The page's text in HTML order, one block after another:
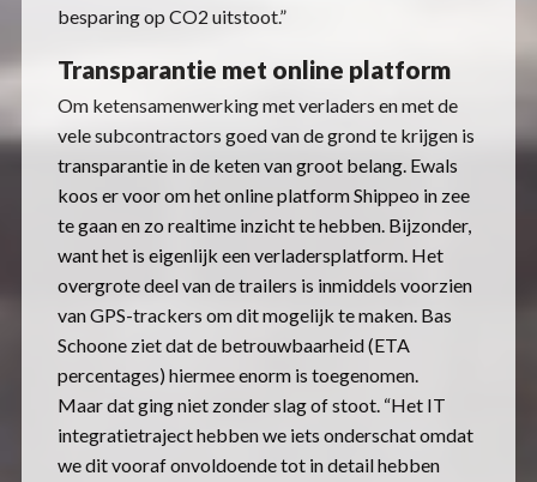
besparing op CO2 uitstoot.”
Transparantie met online platform
Om ketensamenwerking met verladers en met de
vele subcontractors goed van de grond te krijgen is
transparantie in de keten van groot belang. Ewals
koos er voor om het online platform Shippeo in zee
te gaan en zo realtime inzicht te hebben. Bijzonder,
want het is eigenlijk een verladersplatform. Het
overgrote deel van de trailers is inmiddels voorzien
van GPS-trackers om dit mogelijk te maken. Bas
Schoone ziet dat de betrouwbaarheid (ETA
percentages) hiermee enorm is toegenomen.
Maar dat ging niet zonder slag of stoot. “Het IT
integratietraject hebben we iets onderschat omdat
we dit vooraf onvoldoende tot in detail hebben